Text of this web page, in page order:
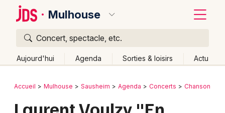
Mulhouse
Concert, spectacle, etc.
Aujourd'hui Agenda Sorties & loisirs Actu
Publier un événement
Bordeaux
Retour
Accueil Mulhouse Sausheim Agenda Concerts Chanson
Quoi ?
Où ?